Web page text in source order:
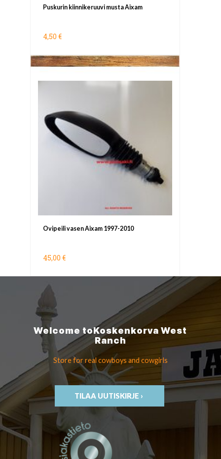
Puskurin kiinnikeruuvi musta Aixam
4,50 €
Ovipeili vasen Aixam 1997-2010
45,00 €
Welcome toKoskenkorvaWest
Ranch
Store for real cowboys and cowgirls
TILAA UUTISKIRJE ›